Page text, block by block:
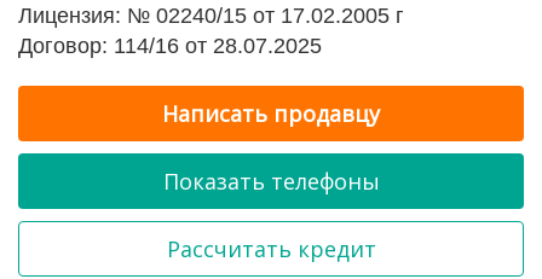
Лицензия: № 02240/15 от 17.02.2005 г
Договор: 114/16 от 28.07.2025
Написать продавцу
Показать телефоны
Рассчитать кредит